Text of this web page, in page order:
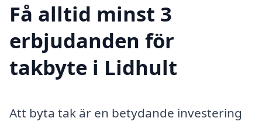
Få alltid minst 3
erbjudanden för
takbyte i Lidhult
Att byta tak är en betydande investering